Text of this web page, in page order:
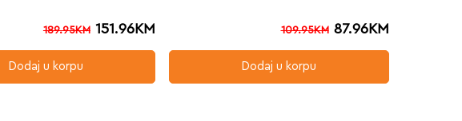
189.95KM 151.96KM
Dodaj u korpu
109.95KM 87.96KM
Dodaj u korpu